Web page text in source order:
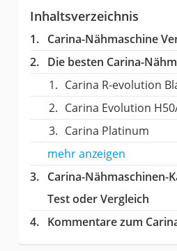
Inhaltsverzeichnis
Carina-Nähmaschine
Die besten Carina-
Carina R-evolution
Carina Evolution
Carina Platinum
mehr anzeigen
Carina-Nähmaschinen-
Test oder Vergleich
Kommentare zum